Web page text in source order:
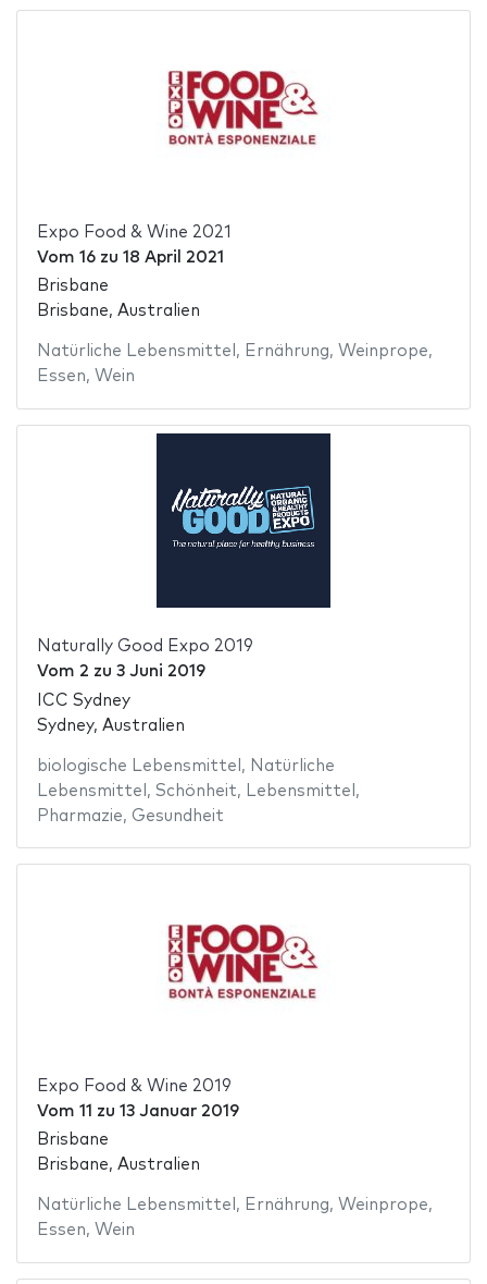
Expo Food & Wine 2021
Vom 16zu 18 April 2021
Brisbane
Brisbane, Australien
Natürliche Lebensmittel , Ernährung, Weinprope,
Essen, Wein
Naturally Good Expo 2019
Vom 2 zu 3 Juni 2019
ICC Sydney
Sydney, Australien
biologische Lebensmittel , Natürliche
Lebensmittel , Schönheit, Lebensmittel ,
Pharmazie, Gesundheit
Expo Food & Wine 2019
Vom 11 zu 13 Januar 2019
Brisbane
Brisbane, Australien
Natürliche Lebensmittel , Ernährung, Weinprope,
Essen, Wein